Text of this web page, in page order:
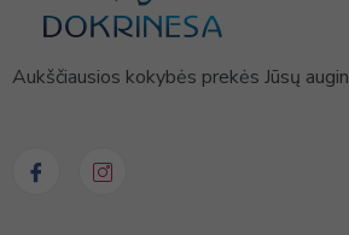
Aukščiausios kokybės prekės Jūsų